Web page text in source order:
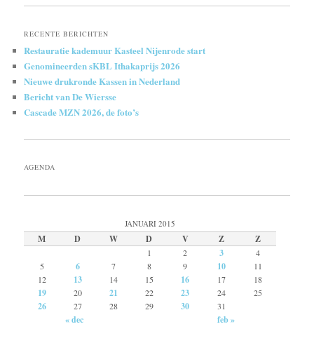
RECENTE BERICHTEN
Restauratie kademuur Kasteel Nijenrode start
Genomineerden sKBL Ithakaprijs 2026
Nieuwe drukronde Kassen in Nederland
Bericht van De Wiersse
Cascade MZN 2026, de foto’s
AGENDA
JANUARI 2015
M D W D V Z Z
1 2 3
4
5
6 7 8 9 10
11
12
13 14 15 16 17 18
19 20 21 22 23 24 25
26 27 28 29 30 31
« dec feb »